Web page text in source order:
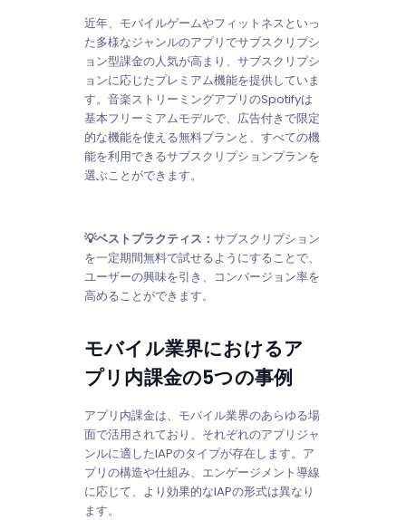
近年、モバイルゲームやフィットネスといっ
た多様なジャンルのアプリでサブスクリプシ
ョン型課金の人気が高まり、サブスクリプシ
ョンに応じたプレミアム機能を提供していま
す。音楽ストリーミングアプリのSpotifyは
基本フリーミアムモデルで、広告付きで限定
的な機能を使える無料プランと、すべての機
能を利用できるサブスクリプションプランを
選ぶことができます。
💡ベストプラクティス： サブスクリプション
を一定期間無料で試せるようにすることで、
ユーザーの興味を引き、コンバージョン率を
高めることができます。
モバイル業界におけるア
プリ内課金の5つの事例
アプリ内課金は、モバイル業界のあらゆる場
面で活用されており、それぞれのアプリジャ
ンルに適したIAPのタイプが存在します。ア
プリの構造や仕組み、エンゲージメント導線
に応じて、より効果的なIAPの形式は異なり
ます。